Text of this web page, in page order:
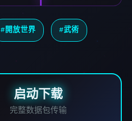
#開放世界 #武術
启动下载
完整数据包传输